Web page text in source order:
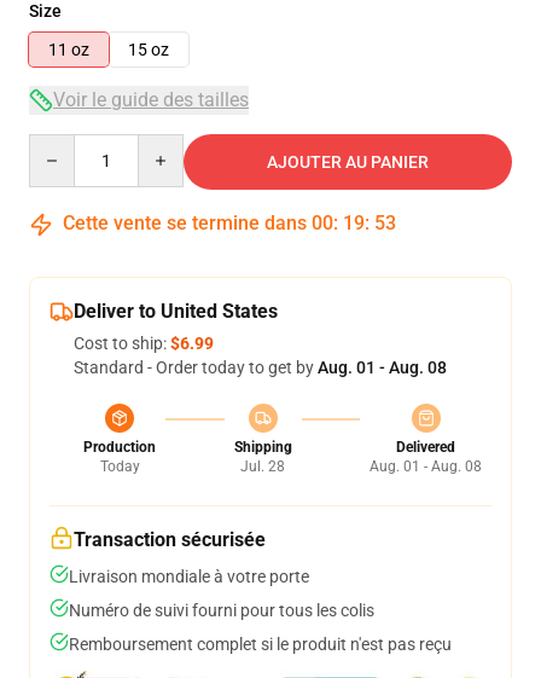
Size
11 oz
15 oz
Voir le guide des tailles
AJOUTER AU PANIER
Cette vente se termine dans 00: 19: 52
Deliver to United States
Cost to ship:$6.99
Standard - Order today to get byAug. 01 - Aug. 08
Production
Today
Shipping
Jul. 28
Delivered
Aug. 01 - Aug. 08
Transaction sécurisée
Livraison mondiale à votre porte
Numéro de suivi fourni pour tous les colis
Remboursement complet si le produit n'est pas reçu